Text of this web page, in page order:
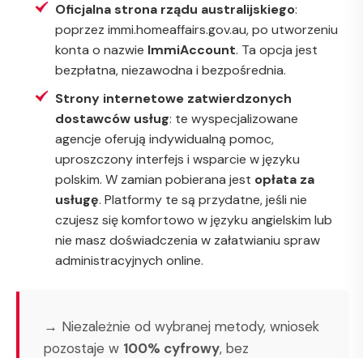
Oficjalna strona rządu australijskiego:
poprzez immi.homeaffairs.gov.au, po utworzeniu
konta o nazwie ImmiAccount. Ta opcja jest
bezpłatna, niezawodna i bezpośrednia.
Strony internetowe zatwierdzonych
dostawców usług: te wyspecjalizowane
agencje oferują indywidualną pomoc,
uproszczony interfejs i wsparcie w języku
polskim. W zamian pobierana jest opłata za
usługę. Platformy te są przydatne, jeśli nie
czujesz się komfortowo w języku angielskim lub
nie masz doświadczenia w załatwianiu spraw
administracyjnych online.
→ Niezależnie od wybranej metody, wniosek
pozostaje w 100% cyfrowy, bez